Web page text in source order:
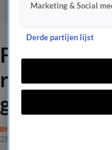
Famke
rigoureus
geruchten
BN'ERS
28 feb 2025, 08:07
Marketing & Social
Derde partijen lijst